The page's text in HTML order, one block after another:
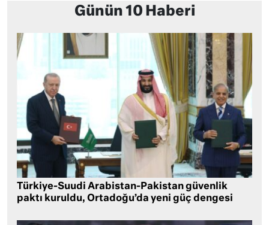
Günün 10 Haberi
Türkiye-Suudi Arabistan-Pakistan güvenlik
paktı kuruldu, Ortadoğu’da yeni güç dengesi